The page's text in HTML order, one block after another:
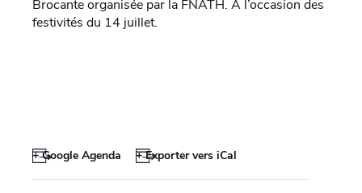
Brocante organisée par la FNATH. A l’occasion des
festivités du 14 juillet.
+ Google Agenda + Exporter vers iCal